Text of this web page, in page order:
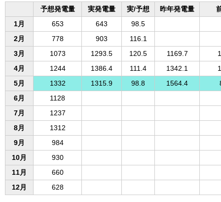
予想発電量 実発電量 実/予想 昨年発電量
1月
653 643
98.5
2月
778 903
116.1
3月
1073 1293.5 120.5 1169.7
4月
1244 1386.4 111.4 1342.1
5月
1332 1315.9 98.8 1564.4
6月
1128
7月
1237
8月
1312
9月
984
10月
930
11月
660
12月
628